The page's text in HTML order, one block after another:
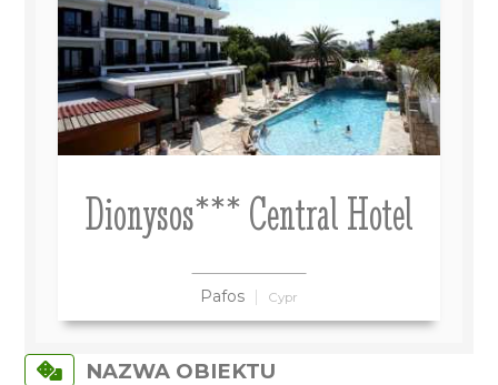
Dionysos*** Central Hotel
Pafos Cypr
NAZWA OBIEKTU